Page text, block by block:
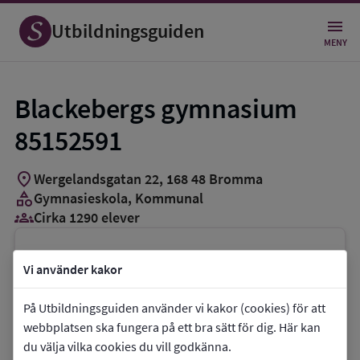
Vi använder kakor
På Utbildningsguiden använder vi kakor (cookies) för att
webbplatsen ska fungera på ett bra sätt för dig. Här kan
du välja vilka cookies du vill godkänna.
Utbildningsguiden MENY
Blackebergs gymnasium
85152591
location_onWergelandsgatan 22, 16848 Bromma
categoryGymnasieskola, Kommunal
groups_3Cirka 1290 elever
Vill du kontakta skolan?
phoneTelefon:08-50838600
mailE-post:
blackebergsgymnasium@edu.stockholm.se